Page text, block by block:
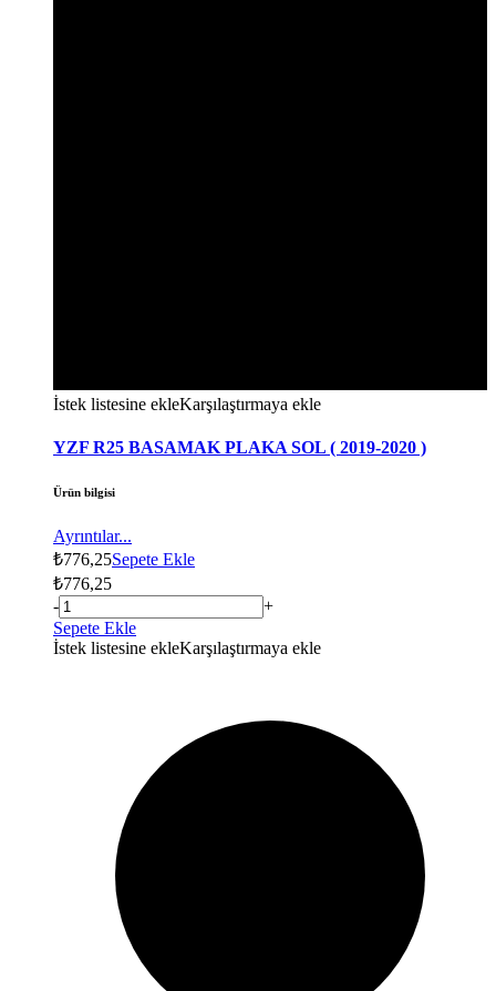
İstek listesine ekleKarşılaştırmaya ekle
YZF R25 BASAMAK PLAKA SOL ( 2019-2020 )
Ürün bilgisi
Ayrıntılar...
₺776,25Sepete Ekle
₺776,25
-
+
Sepete Ekle
İstek listesine ekleKarşılaştırmaya ekle